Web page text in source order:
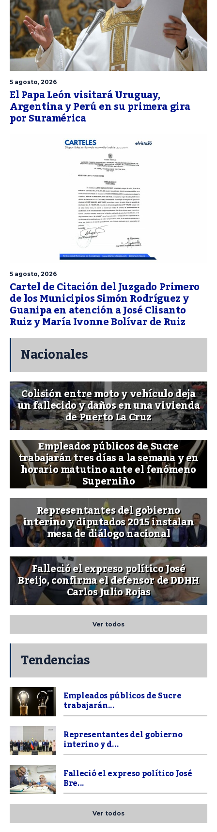
5 agosto, 2026
El Papa León visitará Uruguay,
Argentina y Perú en su primera gira
por Suramérica
5 agosto, 2026
Cartel de Citación del Juzgado Primero
de los Municipios Simón Rodríguez y
Guanipa en atención a José Clisanto
Ruiz y María Ivonne Bolívar de Ruiz
Nacionales
Colisión entre moto y vehículo deja
un fallecido y daños en una vivienda
de Puerto La Cruz
Empleados públicos de Sucre
trabajarán tres días a la semana y en
horario matutino ante el fenómeno
Superniño
Representantes del gobierno
interino y diputados 2015 instalan
mesa de diálogo nacional
Falleció el expreso político José
Breijo, confirma el defensor de DDHH
Carlos Julio Rojas
Ver todos
Tendencias
Empleados públicos de Sucre
trabajarán...
Representantes del gobierno
interino y d...
Falleció el expreso político José
Bre...
Ver todos